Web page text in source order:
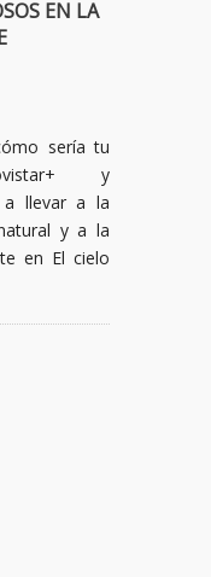
EN LA
sería tu
y
a llevar a la
y a la
en El cielo